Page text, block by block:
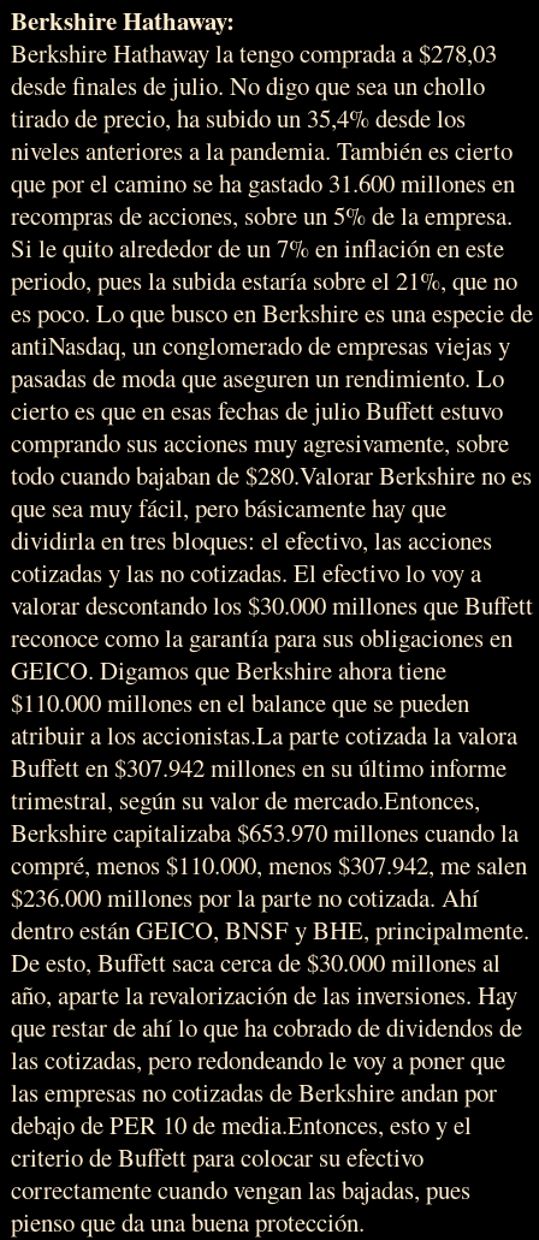
Berkshire Hathaway:
Berkshire Hathaway la tengo comprada a $278,03
desde finales de julio. No digo que sea un chollo
tirado de precio, ha subido un 35,4% desde los
niveles anteriores a la pandemia. También es cierto
que por el camino se ha gastado 31.600 millones en
recompras de acciones, sobre un 5% de la empresa.
Si le quito alrededor de un 7% en inflación en este
periodo, pues la subida estaría sobre el 21%, que no
es poco. Lo que busco en Berkshire es una especie de
antiNasdaq, un conglomerado de empresas viejas y
pasadas de moda que aseguren un rendimiento. Lo
cierto es que en esas fechas de julio Buffett estuvo
comprando sus acciones muy agresivamente, sobre
todo cuando bajaban de $280.Valorar Berkshire no es
que sea muy fácil, pero básicamente hay que
dividirla en tres bloques: el efectivo, las acciones
cotizadas y las no cotizadas. El efectivo lo voy a
valorar descontando los $30.000 millones que Buffett
reconoce como la garantía para sus obligaciones en
GEICO. Digamos que Berkshire ahora tiene
$110.000 millones en el balance que se pueden
atribuir a los accionistas.La parte cotizada la valora
Buffett en $307.942 millones en su último informe
trimestral, según su valor de mercado.Entonces,
Berkshire capitalizaba $653.970 millones cuando la
compré, menos $110.000, menos $307.942, me salen
$236.000 millones por la parte no cotizada. Ahí
dentro están GEICO, BNSF y BHE, principalmente.
De esto, Buffett saca cerca de $30.000 millones al
año, aparte la revalorización de las inversiones. Hay
que restar de ahí lo que ha cobrado de dividendos de
las cotizadas, pero redondeando le voy a poner que
las empresas no cotizadas de Berkshire andan por
debajo de PER 10 de media.Entonces, esto y el
criterio de Buffett para colocar su efectivo
correctamente cuando vengan las bajadas, pues
pienso que da una buena protección.